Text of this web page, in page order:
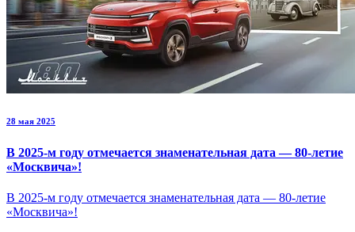
28 мая 2025
В 2025-м году отмечается знаменательная дата — 80-летие
«Москвича»!
В 2025-м году отмечается знаменательная дата — 80-летие
«Москвича»!